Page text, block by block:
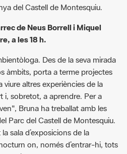
a les 18 h.
Des de la seva mirada
àmbits, porta a terme projectes
i, sobretot, a aprendre. Per a
Bruna ha treballat amb les
Parc del Castell de Montesquiu.
sala d’exposicions de la
on, només d’entrar-hi, tots
hi som.»